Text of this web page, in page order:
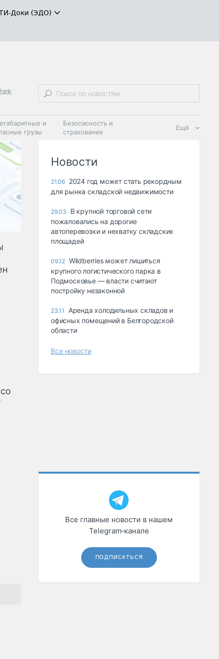
Доки (ЭДО)
и
грузы
Безопасность и
страхование
и
Ещё
Новости
21.06 2024 год может стать рекордным
для рынка складской недвижимости
29.03
В крупной торговой сети
пожаловались на дорогие
автоперевозки и нехватку складских
площадей
09.12 Wildberries может лишиться
крупного логистического парка в
Подмосковье — власти считают
постройку незаконной
23.11
Аренда холодильных складов и
офисных помещений в Белгородской
области
Все новости
Все главные новости в нашем
Telegram‑канале
ПОДПИСАТЬСЯ